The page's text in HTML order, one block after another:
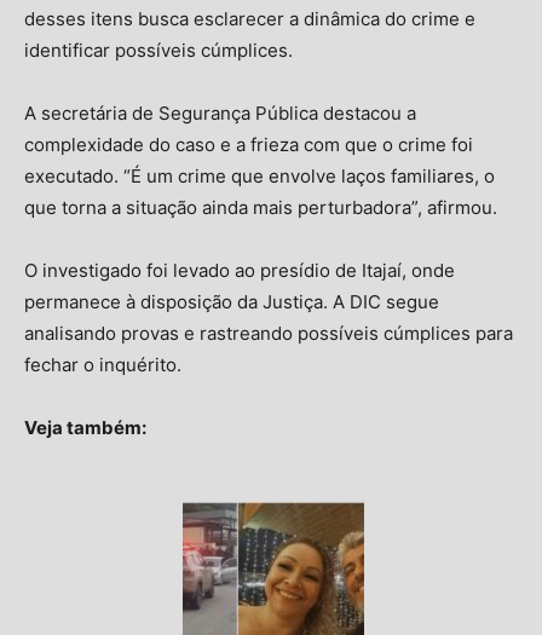
desses itens busca esclarecer a dinâmica do crime e
identificar possíveis cúmplices.
A secretária de Segurança Pública destacou a
complexidade do caso e a frieza com que o crime foi
executado. “É um crime que envolve laços familiares, o
que torna a situação ainda mais perturbadora”, afirmou.
O investigado foi levado ao presídio de Itajaí, onde
permanece à disposição da Justiça. A DIC segue
analisando provas e rastreando possíveis cúmplices para
fechar o inquérito.
Veja também: